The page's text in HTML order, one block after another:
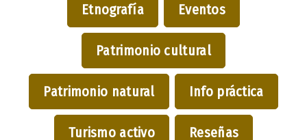
Etnografía Eventos
Patrimonio cultural
Patrimonio natural Info práctica
Turismo activo Reseñas